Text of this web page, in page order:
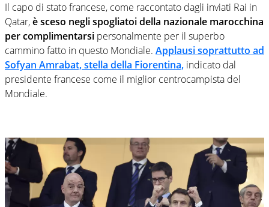
Il capo di stato francese, come raccontato dagli inviati Rai in
Qatar,è sceso negli spogliatoi della nazionale marocchina
per complimentarsi personalmente per il superbo
cammino fatto in questo Mondiale. Applausi soprattutto ad
Sofyan Amrabat, stella della Fiorentina, indicato dal
presidente francese come il miglior centrocampista del
Mondiale.